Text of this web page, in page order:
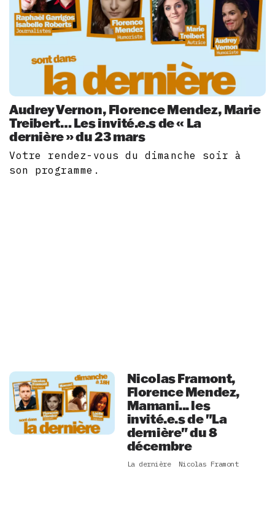
Audrey Vernon, Florence Mendez, Marie
Treibert… Les invité.e.s de « La
dernière » du 23 mars
Votre rendez-vous du dimanche soir à
son programme.
Nicolas Framont,
Florence Mendez,
Mamani... les
invité.e.s de "La
dernière" du 8
décembre
La dernière Nicolas Framont